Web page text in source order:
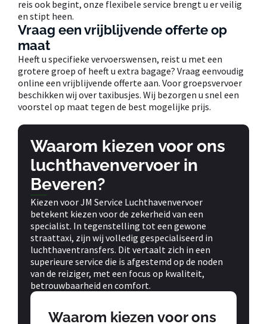
reis ook begint, onze flexibele service brengt u er veilig
en stipt heen.
Vraag een vrijblijvende offerte op
maat
Heeft u specifieke vervoerswensen, reist u met een
grotere groep of heeft u extra bagage? Vraag eenvoudig
online een vrijblijvende offerte aan. Voor groepsvervoer
beschikken wij over taxibusjes. Wij bezorgen u snel een
voorstel op maat tegen de best mogelijke prijs.
Waarom kiezen voor ons
luchthavenvervoer in
Beveren?
Kiezen voor JM Service Luchthavenvervoer
betekent kiezen voor de zekerheid van een
specialist. In tegenstelling tot een gewone
straattaxi, zijn wij volledig gespecialiseerd in
luchthaventransfers. Dit vertaalt zich in een
superieure service die is afgestemd op de noden
van de reiziger, met een focus op kwaliteit,
betrouwbaarheid en comfort.
Waarom kiezen voor ons